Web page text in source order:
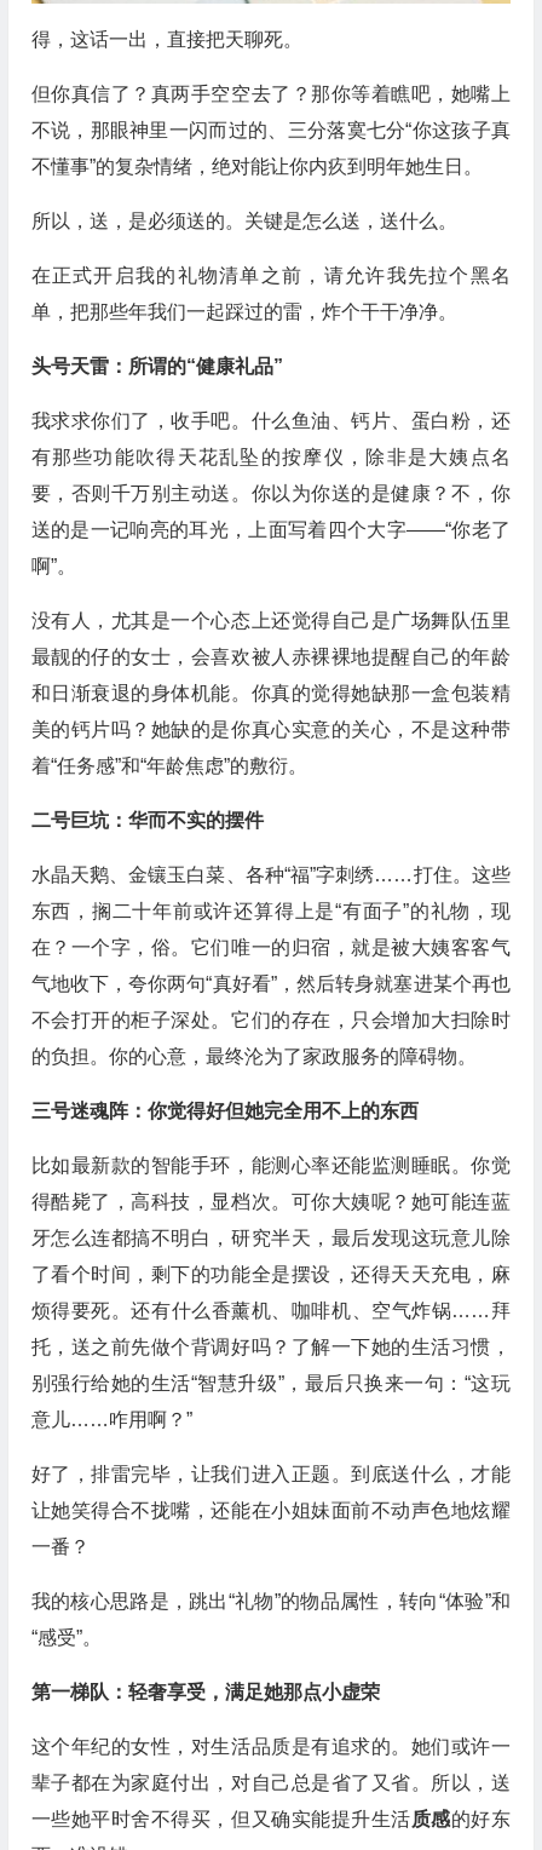
得，这话一出，直接把天聊死。
但你真信了？真两手空空去了？那你等着瞧吧，她嘴上
不说，那眼神里一闪而过的、三分落寞七分“你这孩子真
不懂事”的复杂情绪，绝对能让你内疚到明年她生日。
所以，送，是必须送的。关键是怎么送，送什么。
在正式开启我的礼物清单之前，请允许我先拉个黑名
单，把那些年我们一起踩过的雷，炸个干干净净。
头号天雷：所谓的“健康礼品”
我求求你们了，收手吧。什么鱼油、钙片、蛋白粉，还
有那些功能吹得天花乱坠的按摩仪，除非是大姨点名
要，否则千万别主动送。你以为你送的是健康？不，你
送的是一记响亮的耳光，上面写着四个大字——“你老了
啊”。
没有人，尤其是一个心态上还觉得自己是广场舞队伍里
最靓的仔的女士，会喜欢被人赤裸裸地提醒自己的年龄
和日渐衰退的身体机能。你真的觉得她缺那一盒包装精
美的钙片吗？她缺的是你真心实意的关心，不是这种带
着“任务感”和“年龄焦虑”的敷衍。
二号巨坑：华而不实的摆件
水晶天鹅、金镶玉白菜、各种“福”字刺绣……打住。这些
东西，搁二十年前或许还算得上是“有面子”的礼物，现
在？一个字，俗。它们唯一的归宿，就是被大姨客客气
气地收下，夸你两句“真好看”，然后转身就塞进某个再也
不会打开的柜子深处。它们的存在，只会增加大扫除时
的负担。你的心意，最终沦为了家政服务的障碍物。
三号迷魂阵：你觉得好但她完全用不上的东西
比如最新款的智能手环，能测心率还能监测睡眠。你觉
得酷毙了，高科技，显档次。可你大姨呢？她可能连蓝
牙怎么连都搞不明白，研究半天，最后发现这玩意儿除
了看个时间，剩下的功能全是摆设，还得天天充电，麻
烦得要死。还有什么香薰机、咖啡机、空气炸锅……拜
托，送之前先做个背调好吗？了解一下她的生活习惯，
别强行给她的生活“智慧升级”，最后只换来一句：“这玩
意儿……咋用啊？”
好了，排雷完毕，让我们进入正题。到底送什么，才能
让她笑得合不拢嘴，还能在小姐妹面前不动声色地炫耀
一番？
我的核心思路是，跳出“礼物”的物品属性，转向“体验”和
“感受”。
第一梯队：轻奢享受，满足她那点小虚荣
这个年纪的女性，对生活品质是有追求的。她们或许一
辈子都在为家庭付出，对自己总是省了又省。所以，送
一些她平时舍不得买，但又确实能提升生活质感的好东